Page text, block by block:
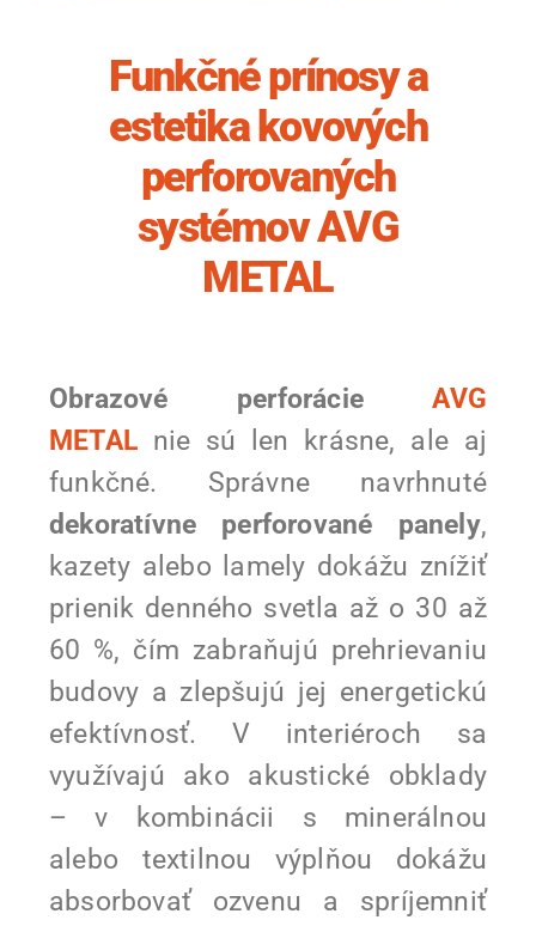
Funkčné prínosy a
estetika kovových
perforovaných
systémov AVG
METAL
Obrazové perforácieAVG
METAL nie sú len krásne, ale aj
funkčné. Správne navrhnuté
dekoratívne perforované panely,
kazety alebo lamely dokážu znížiť
prienik denného svetla až o 30 až
60 %, čím zabraňujú prehrievaniu
budovy a zlepšujú jej energetickú
efektívnosť. V interiéroch sa
využívajú ako akustické obklady
– v kombinácii s minerálnou
alebo textilnou výplňou dokážu
absorbovať ozvenu a spríjemniť